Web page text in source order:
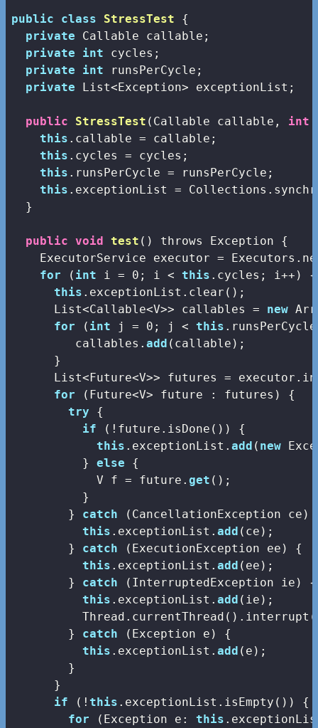
public class StressTest {
private Callable callable;
private
int cycles;
private
int runsPerCycle;
private List<Exception>
public StressTest ( Callable callable, int
this .callable = callable;
this .cycles = cycles;
this .runsPerCycle = runsPerCycle;
this .exceptionList =
  }
public void test ( ) throws Exception {
ExecutorService executor =
for ( int i = 0 ; i < this .cycles; i++) {
this .exceptionList.clear();
      List<Callable<V>> callables =
new
for ( int j = 0 ; j < this
         callables.
add (callable);
      }
List<Future<V>> futures =
for (Future<V> future : futures) {
try {
if (!future.isDone()) {
this .exceptionList.add ( new
          }
else {
            V f = future.
get ();
          }
        }
catch (CancellationException ce)
this .exceptionList.add (ce);
        }
catch (ExecutionException ee) {
this .exceptionList.add (ee);
        }
catch (InterruptedException ie) {
this .exceptionList.add (ie);
        }
catch (Exception e) {
this .exceptionList.add (e);
        }
      }
if (!this .exceptionList.isEmpty()) {
for (Exception e: this